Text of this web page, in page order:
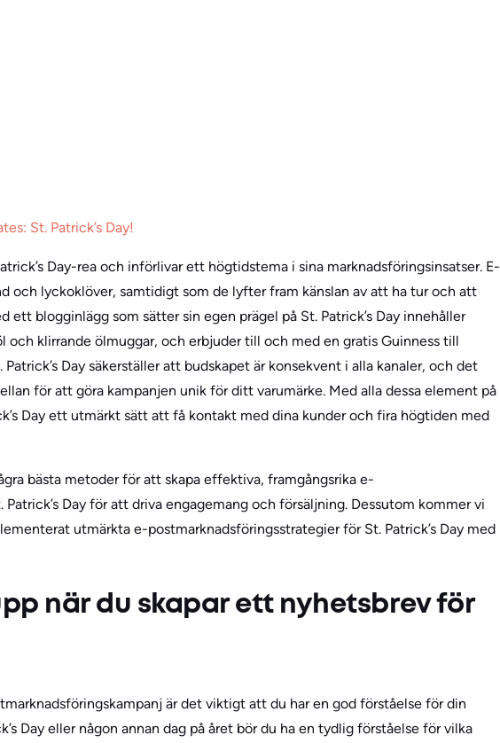
St. Patrick’s Day!
Day-rea och införlivar ett högtidstema i sina marknadsföringsinsatser. E-
och lyckoklöver, samtidigt som de lyfter fram känslan av att ha tur och att
ett blogginlägg som sätter sin egen prägel på St. Patrick’s Day innehåller
och klirrande ölmuggar, och erbjuder till och med en gratis Guinness till
Day säkerställer att budskapet är konsekvent i alla kanaler, och det
för att göra kampanjen unik för ditt varumärke. Med alla dessa element på
Day ett utmärkt sätt att få kontakt med dina kunder och fira högtiden med
bästa metoder för att skapa effektiva, framgångsrika e-
Day för att driva engagemang och försäljning. Dessutom kommer vi
utmärkta e-postmarknadsföringsstrategier för St. Patrick’s Day med
när du skapar ett nyhetsbrev för
är det viktigt att du har en god förståelse för din
Day eller någon annan dag på året bör du ha en tydlig förståelse för vilka